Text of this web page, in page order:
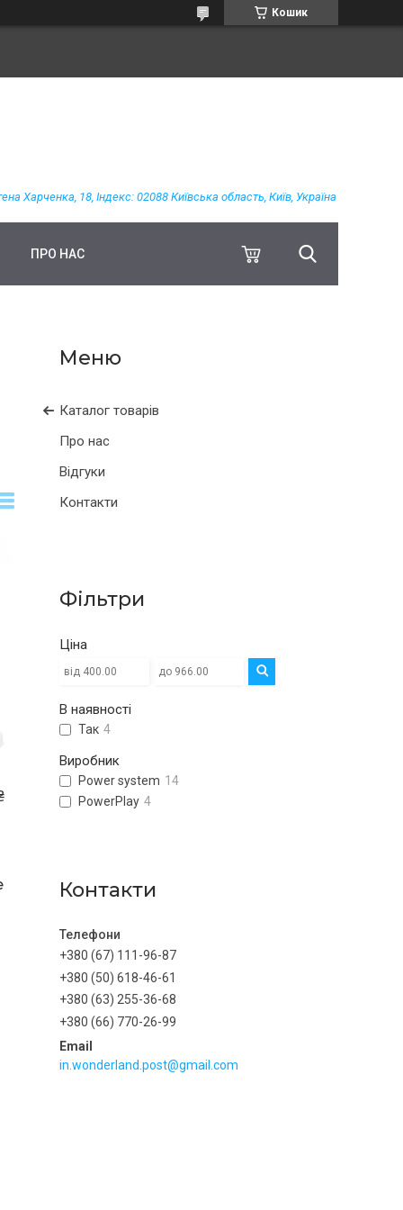
Кошик
Харченка, 18, Індекс: 02088 Київська область, Київ, Україна
ПРО НАС
Каталог товарів
Про нас
Відгуки
Контакти
Фільтри
Ціна
В наявності
Так 4
Виробник
Power system 14
PowerPlay 4
Контакти
+380 (67) 111-96-87
+380 (50) 618-46-61
+380 (63) 255-36-68
+380 (66) 770-26-99
in.wonderland.post@gmail.com